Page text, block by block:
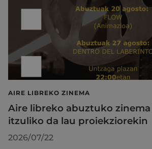
AIRE LIBREKO ZINEMA
Aire libreko abuztuko
itzuliko da lau proiekziorekin
2026/07/22